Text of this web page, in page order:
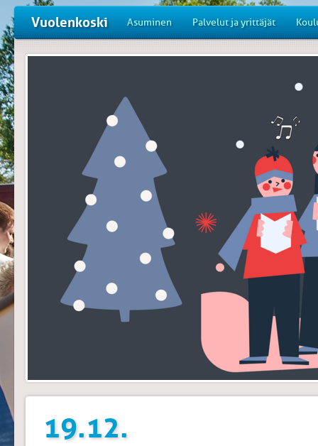
Vuolenkoski Asuminen Palvelut ja yrittäjät
19.12.